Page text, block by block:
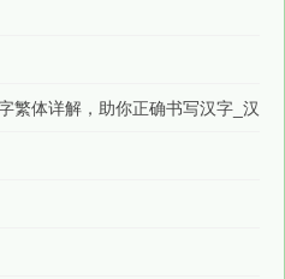
繁体详解，助你正确书写汉字_汉